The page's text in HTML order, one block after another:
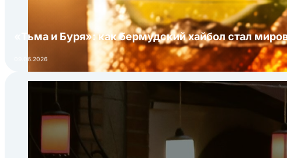
«Тьма и Буря»: как бермудский хайбол стал
09.06.2026